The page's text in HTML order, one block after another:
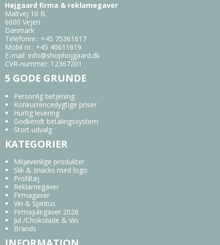
Højgaard firma & reklamegaver
Maltvej 10 B.
6600 Vejen
Danmark
Telefonnr.: +45 75361617
Mobil nr.: +45 40611619
E-mail: info@shophojgaard.dk
CVR-nummer: 12367201
5 GODE GRUNDE
Personlig betjening
Konkurrencedygtige priser
Hurtig levering
Godkendt betalingssystem
Stort udvalg
KATEGORIER
Miljøvenlige produkter
Slik & snacks med logo
Profiltøj
Reklamegaver
Firmagaver
Vin & Spiritus
Firmajulegaver 2026
Jul /Chokolade & Vin
Brands